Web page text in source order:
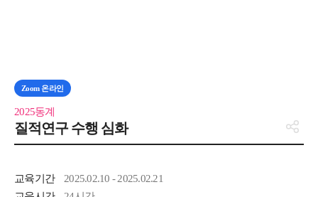
Zoom 온라인
2025동계
질적연구 수행 심화
교육기간
2025.02.10 - 2025.02.21